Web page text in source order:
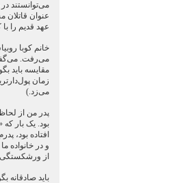
می‌توانستند در
عنوان قاتلان
عهد قدیم را
خانم کوبا
می‌رفت.
مقایسه باید
زمان
می‌زد.)
پدر من از
بود. یک بار که
افتاده بود،
و در خانواده
از ورشکستگی
باید صادقانه